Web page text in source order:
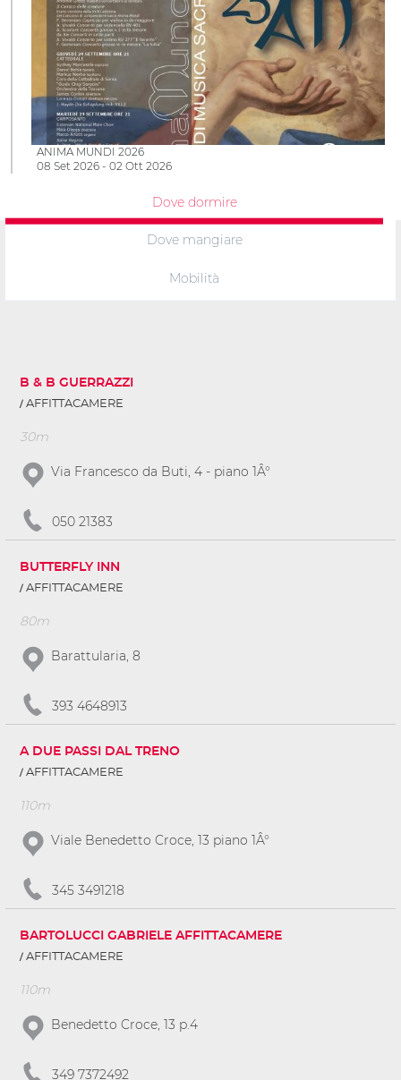
ANIMA MUNDI 2026
08 Set 2026 - 02 Ott 2026
Dove dormire
Dove mangiare
Mobilità
B & B GUERRAZZI
AFFITTACAMERE
30m
Via Francesco da Buti, 4 - piano 1Â°
050 21383
BUTTERFLY INN
AFFITTACAMERE
80m
Barattularia, 8
393 4648913
A DUE PASSI DAL TRENO
AFFITTACAMERE
110m
Viale Benedetto Croce, 13 piano 1Â°
345 3491218
BARTOLUCCI GABRIELE AFFITTACAMERE
AFFITTACAMERE
110m
Benedetto Croce, 13 p.4
349 7372492